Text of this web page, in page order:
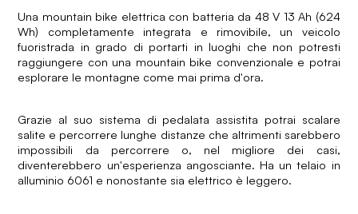
Una mountain bike elettrica con batteria da 48 V 13 Ah (624
Wh) completamente integrata e rimovibile, un veicolo
fuoristrada in grado di portarti in luoghi che non potresti
raggiungere con una mountain bike convenzionale e potrai
esplorare le montagne come mai prima d'ora.
Grazie al suo sistema di pedalata assistita potrai scalare
salite e percorrere lunghe distanze che altrimenti sarebbero
impossibili da percorrere o, nel migliore dei casi,
diventerebbero un'esperienza angosciante. Ha un telaio in
alluminio 6061 e nonostante sia elettrico è leggero.